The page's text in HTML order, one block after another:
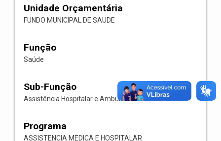
Unidade Orçamentária
FUNDO MUNICIPAL DE SAUDE
Função
Saúde
Sub-Função
Assistência Hospitalar e Ambulatorial
Programa
ASSISTENCIA MEDICA E HOSPITALAR